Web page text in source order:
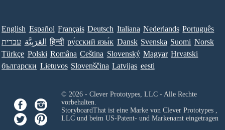
English Español Français Deutsch Italiana Nederlands Português
עברית العَرَبِيَّة हिन्दी ру́сский язы́к Dansk Svenska Suomi Norsk
Türkçe Polski Româna Ceština Slovenský Magyar Hrvatski
български Lietuvos Slovenščina Latvijas eesti
© 2026 - Clever Prototypes, LLC - Alle Rechte
vorbehalten.
StoryboardThat ist eine Marke von Clever Prototypes ,
LLCund beim US-Patent- und Markenamt eingetragen